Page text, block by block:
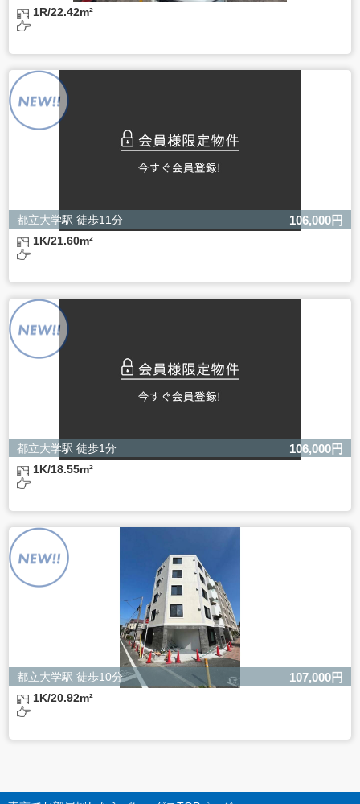
よるものです。
ただし、必要な項目をいただけない場合、適切な対応がで
きない場合があります。
1R/22.42m²
都立大学駅 徒歩11分 106,000円
1K/21.60m²
都立大学駅 徒歩1分 106,000円
1K/18.55m²
都立大学駅 徒歩10分 107,000円
1K/20.92m²